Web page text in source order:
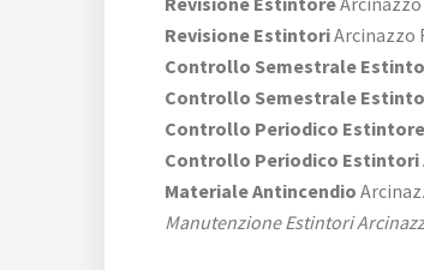
Revisione EstintoriArcinazzo
Controllo Semestrale
Controllo Semestrale
Controllo Periodico Estintore
Controllo Periodico Estintori
Materiale Antincendio
Manutenzione Estintori